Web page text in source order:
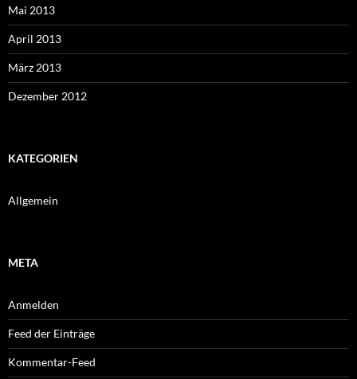
Mai 2013
April 2013
März 2013
Dezember 2012
KATEGORIEN
Allgemein
META
Anmelden
Feed der Einträge
Kommentar-Feed